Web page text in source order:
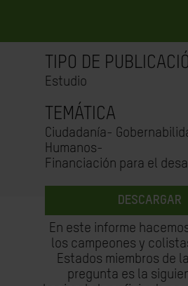
TIPO DE
Estudio
TEMÁTICA
Ciudadanía-
Humanos-
Financiación para el
DESCARGAR
En este informe
los campeones y
Estados miembros de
pregunta es la